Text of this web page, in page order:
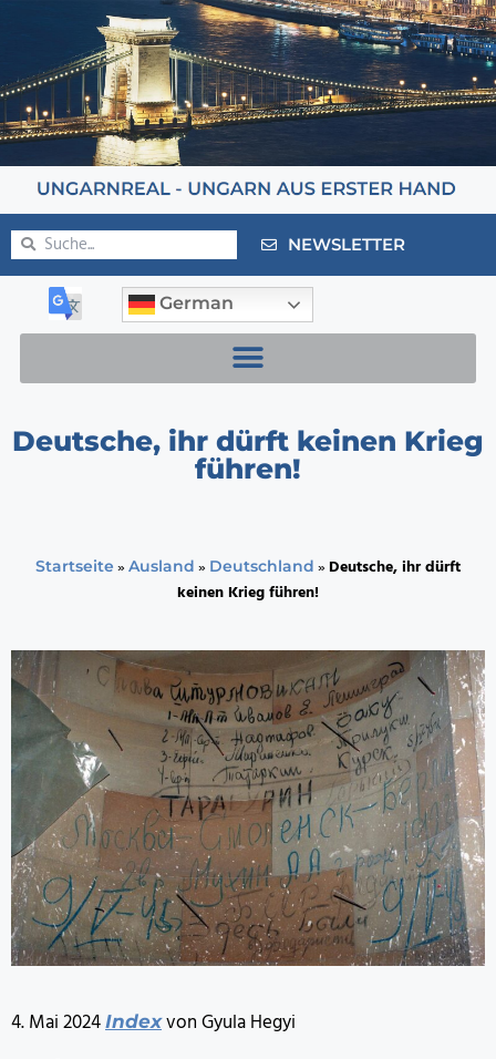
NEWSLETTER
German
Deutsche, ihr dürft keinen Krieg
führen!
Startseite » Ausland » Deutschland »Deutsche, ihr dürft
keinen Krieg führen!
4. Mai 2024 Indexvon Gyula Hegyi